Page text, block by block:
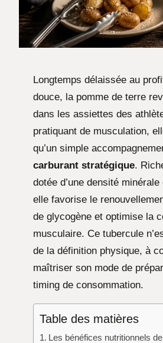
Longtemps délaissée au
douce, la pomme de terre
dans les assiettes des
pratiquant de musculation,
qu’un simple
carburant stratégique.
dotée d’une densité
elle favorise le
de glycogène et optimise la
musculaire. Ce tubercule
de la définition physique, à
maîtriser son mode de
timing de consommation.
Table des matières
Les bénéfices nutritionnels